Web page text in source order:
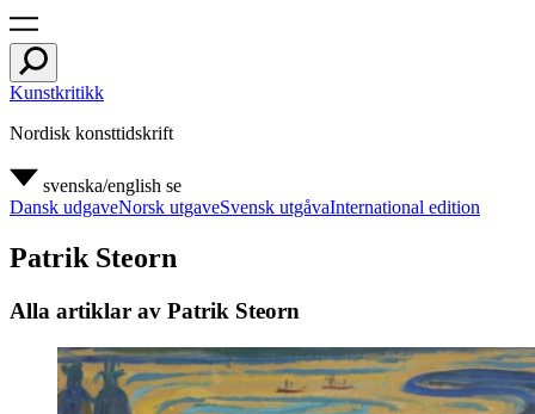
Kunstkritikk
Nordisk konsttidskrift
svenska/english se
Dansk udgaveNorsk utgaveSvensk utgåvaInternational edition
Patrik Steorn
Alla artiklar av Patrik Steorn